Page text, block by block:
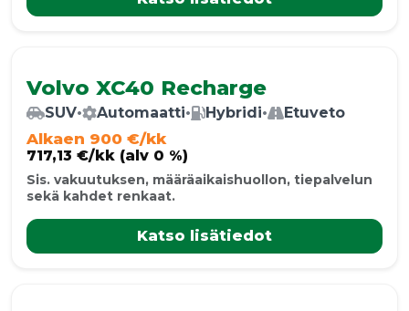
Volvo XC40 Recharge
SUV• Automaatti• Hybridi• Etuveto
Alkaen 900 €/kk
717,13 €/kk (alv 0 %)
Sis. vakuutuksen, määräaikaishuollon, tiepalvelun
sekä kahdet renkaat.
Katso lisätiedot